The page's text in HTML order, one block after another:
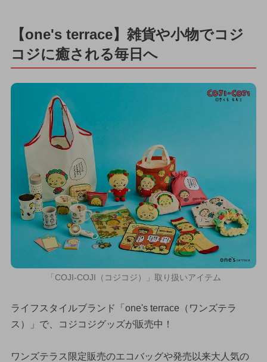
【one's terrace】雑貨や小物でコジ
コジに癒される毎日へ
「COJI-COJI（コジコジ）」取り扱いアイテム
ライフスタイルブランド「one's terrace（ワンズテラ
ス）」で、コジコジグッズが販売中！
ワンズテラス限定販売のエコバッグや発売以来大人気の